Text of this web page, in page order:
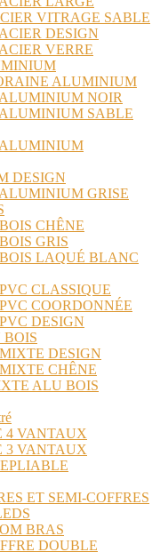
VITRAGE SABLE
DESIGN
VERRE
ALUMINIUM
ALUMINIUM NOIR
ALUMINIUM SABLE
ALUMINIUM
DESIGN
GRISE
CHÊNE
GRIS
LAQUÉ BLANC
CLASSIQUE
COORDONNÉE
DESIGN
BOIS
DESIGN
CHÊNE
ALU BOIS
4 VANTAUX
3 VANTAUX
ET SEMI-COFFRES
BRAS
DOUBLE